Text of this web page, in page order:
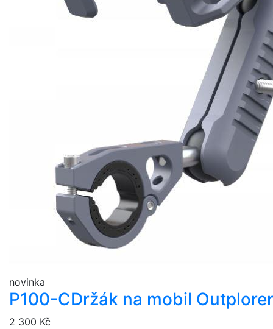
novinka
P100-CDržák na mobil
2 300 Kč